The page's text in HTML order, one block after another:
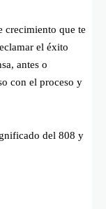
crecimiento que te
el éxito
antes o
con el proceso y
del 808 y